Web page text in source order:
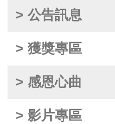
> 公告訊息
> 獲獎專區
> 感恩心曲
> 影片專區